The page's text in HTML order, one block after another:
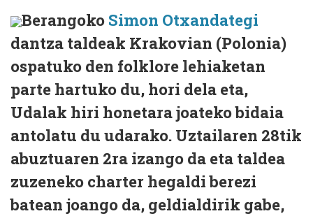
Berangoko Simon Otxandategi
dantza taldeak Krakovian (Polonia)
ospatuko den folklore lehiaketan
parte hartuko du, hori dela eta,
Udalak hiri honetara joateko bidaia
antolatu du udarako. Uztailaren 28tik
abuztuaren 2ra izango da eta taldea
zuzeneko charter hegaldi berezi
batean joango da, geldialdirik gabe,